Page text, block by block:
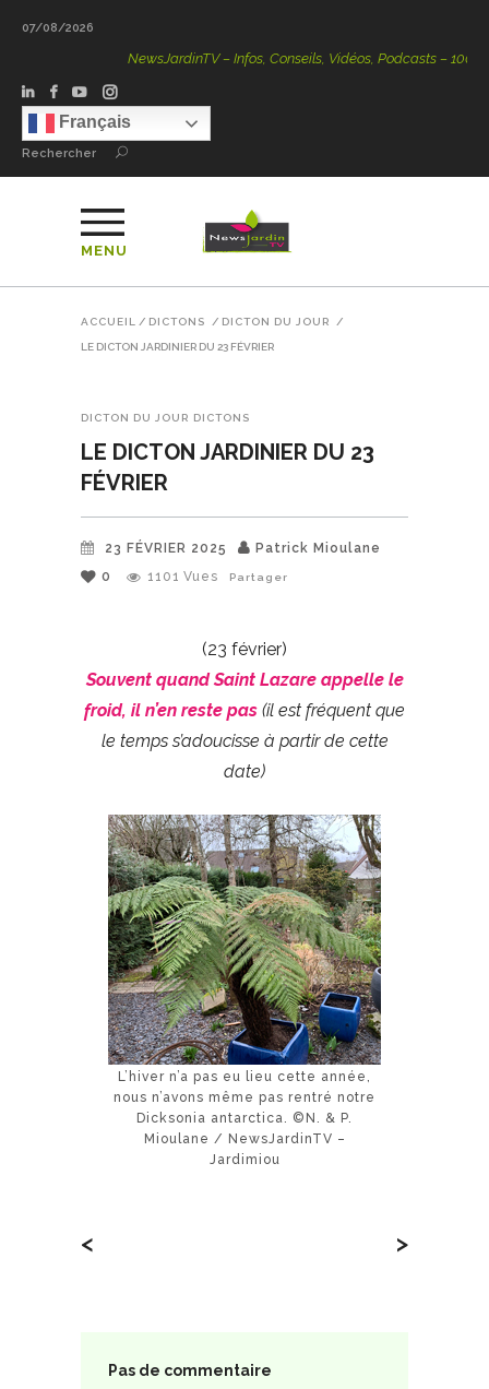
07/08/2026
NewsJardinTV – Infos, Conseils, Vidéos, Podcasts – 100 %
Français
Rechercher
MENU
ACCUEIL / DICTONS / DICTON DU JOUR /
LE DICTON JARDINIER DU 23 FÉVRIER
DICTON DU JOUR DICTONS
LE DICTON JARDINIER DU 23
FÉVRIER
23 FÉVRIER 2025
Patrick Mioulane
0
1101 Vues Partager
(23 février)
Souvent quand Saint Lazare appelle le
froid, il n’en reste pas (il est fréquent que
le temps s’adoucisse à partir de cette
date)
L’hiver n’a pas eu lieu cette année,
nous n’avons même pas rentré notre
Dicksonia antarctica. ©N. & P.
Mioulane / NewsJardinTV –
Jardimiou
< >
Pas de commentaire